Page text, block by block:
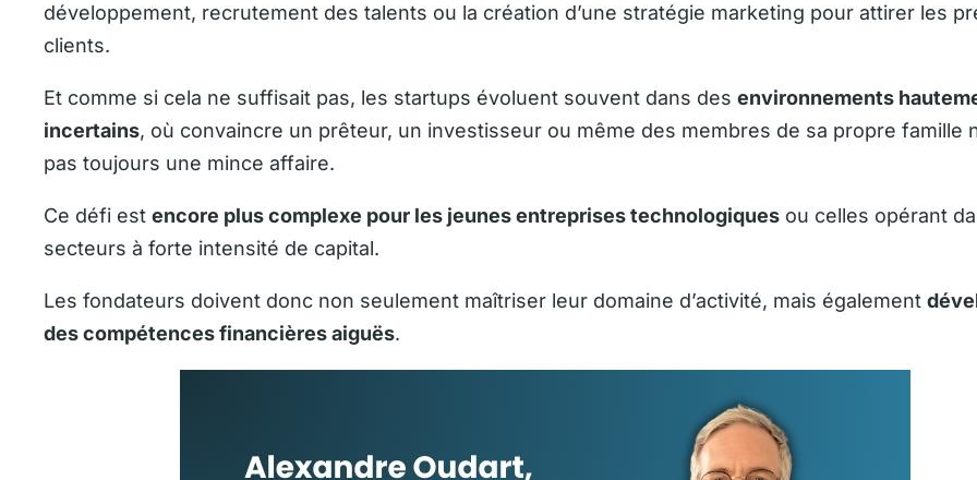
développement, recrutement des talents ou la création d’une stratégie marketing pour attirer les
clients.
Et comme si cela ne suffisait pas, les startups évoluent souvent dans des environnements
incertains, où convaincre un prêteur, un investisseur ou même des membres de sa propre famille
pas toujours une mince affaire.
Ce défi est encore plus complexe pour les jeunes entreprises technologiques ou celles opérant
secteurs à forte intensité de capital.
Les fondateurs doivent donc non seulement maîtriser leur domaine d’activité, mais également
des compétences financières aiguës.